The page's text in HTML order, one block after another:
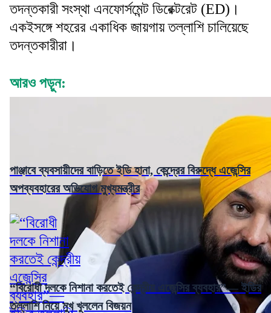
তদন্তকারী সংস্থা এনফোর্সমেন্ট ডিরেক্টরেট (ED)।
একইসঙ্গে শহরের একাধিক জায়গায় তল্লাশি চালিয়েছে
তদন্তকারীরা।
আরও পড়ুন:
পাঞ্জাবে ব্যবসায়ীদের বাড়িতে ইডি হানা, কেন্দ্রের বিরুদ্ধে এজেন্সির
অপব্যবহারের অভিযোগ মুখ্যমন্ত্রীর
“বিরোধী দলকে নিশানা করতেই কেন্দ্রীয় এজেন্সির ব্যবহার”— ইডির
তল্লাশি নিয়ে মুখ খুললেন বিজয়ন